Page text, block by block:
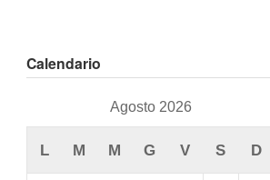
Calendario
Agosto 2026
L M M G V S D